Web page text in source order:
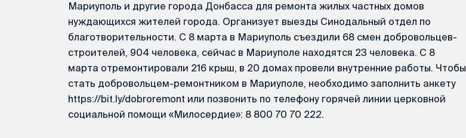
Мариуполь и другие города Донбасса для ремонта жилых частных домов
нуждающихся жителей города. Организует выезды Синодальный отдел по
благотворительности. С 8 марта в Мариуполь съездили 68 смен добровольцев-
строителей, 904 человека, сейчас в Мариуполе находятся 23 человека. С 8
марта отремонтировали 216 крыш, в 20 домах провели внутренние работы. Чтобы
стать добровольцем-ремонтником в Мариуполе, необходимо заполнить анкету
https://bit.ly/dobroremont или позвонить по телефону горячей линии церковной
социальной помощи «Милосердие»: 8 800 70 70 222.